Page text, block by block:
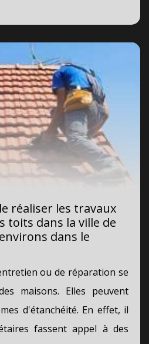
réaliser les travaux
toits dans la ville de
dans le
ou de réparation se
maisons. Elles peuvent
d'étanchéité. En effet, il
fassent appel à des